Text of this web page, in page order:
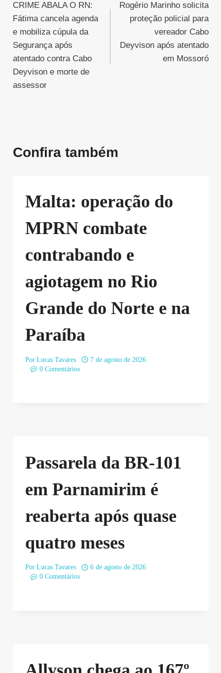
de
Post
CRIME ABALA O RN:
Fátima cancela agenda
e mobiliza cúpula da
Segurança após
atentado contra Cabo
Deyvison e morte de
assessor
Rogério Marinho solicita
proteção policial para
vereador Cabo
Deyvison após atentado
em Mossoró
Confira também
Malta: operação do
MPRN combate
contrabando e
agiotagem no Rio
Grande do Norte e na
Paraíba
Por Lucas Tavares
7 de agosto de 2026
0 Comentários
Passarela da BR-101
em Parnamirim é
reaberta após quase
quatro meses
Por Lucas Tavares
6 de agosto de 2026
0 Comentários